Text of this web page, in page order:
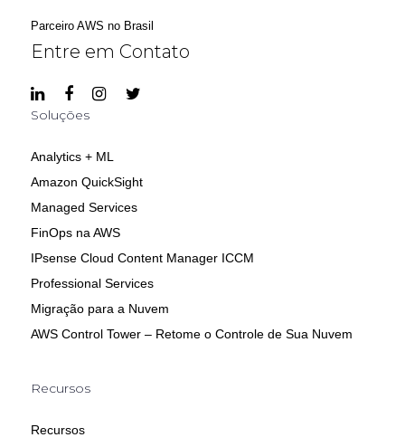
Parceiro AWS no Brasil
Entre em Contato
Soluções
Analytics + ML
Amazon QuickSight
Managed Services
FinOps na AWS
IPsense Cloud Content Manager ICCM
Professional Services
Migração para a Nuvem
AWS Control Tower – Retome o Controle de Sua Nuvem
Recursos
Recursos